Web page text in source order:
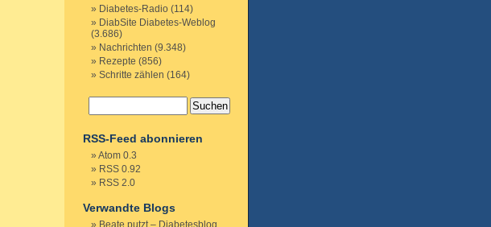
Diabetes-Radio (114)
DiabSite Diabetes-Weblog
(3.686)
Nachrichten (9.348)
Rezepte (856)
Schritte zählen (164)
RSS-Feed abonnieren
Atom 0.3
RSS 0.92
RSS 2.0
Verwandte Blogs
Beate putzt – Diabetesblog